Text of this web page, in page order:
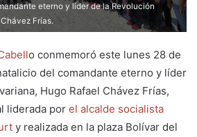
eterno y líder de la Revolución
Frías.
o conmemoró este lunes 28 de
del comandante eterno y líder
Hugo Rafael Chávez Frías,
liderada por el alcalde socialista
y realizada en la plaza Bolívar del